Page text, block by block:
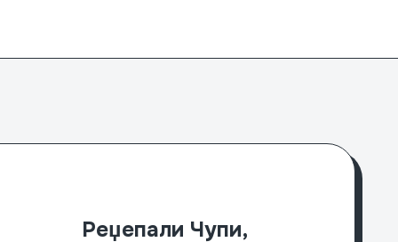
Станислав ДАНИЕЛ, директор на РЕФ Словачка
Реџепали Чупи,